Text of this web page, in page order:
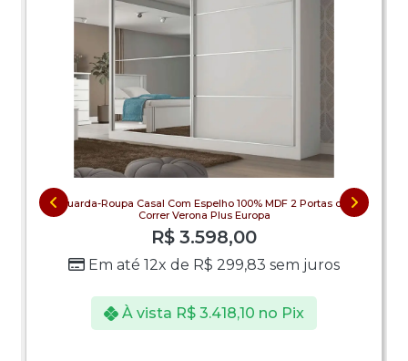
Guarda-Roupa Casal Com Espelho 100% MDF 2 Portas de
Correr Verona Plus Europa
R$ 3.598,00
Em até 12x de R$ 299,83 sem juros
À vista R$ 3.418,10 no Pix